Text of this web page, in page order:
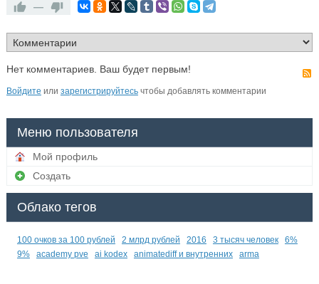
—
Нет комментариев. Ваш будет первым!
Войдите или зарегистрируйтесьчтобы добавлять комментарии
Меню пользователя
Мой профиль
Создать
Облако тегов
100 очков за 100 рублей 2 млрд рублей 2016 3 тысяч человек
6%
9%
academy pve ai kodex animatediff и внутренних arma